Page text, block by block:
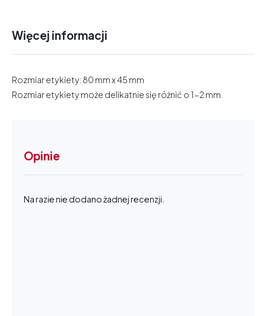
Więcej informacji
Rozmiar etykiety: 80 mm x 45 mm
Rozmiar etykiety może delikatnie się różnić o 1-2 mm.
Opinie
Na razie nie dodano żadnej recenzji.